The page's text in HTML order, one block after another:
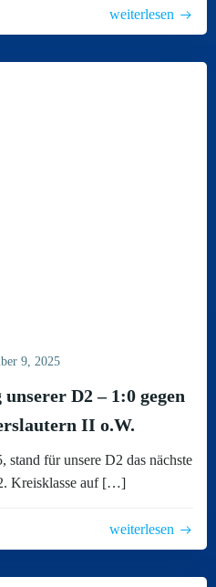
weiterlesen
9, 2025
D2 – 1:0 gegen
II o.W.
stand für unsere D2 das nächste
Kreisklasse auf […]
weiterlesen